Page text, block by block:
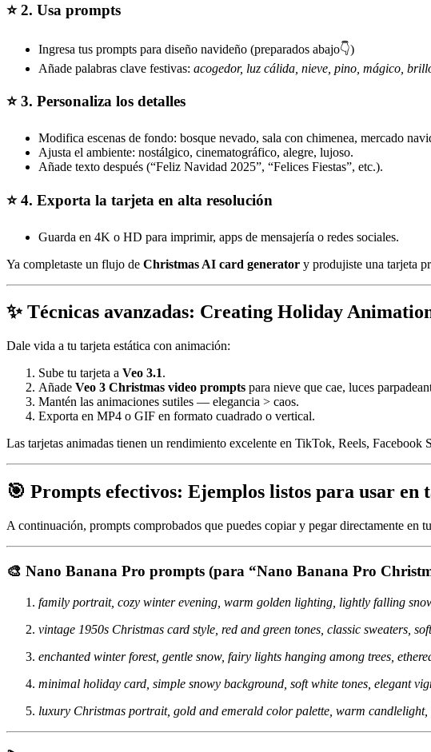
⭐ 2. Usa prompts
Ingresa tus prompts para diseño navideño (preparados abajo👇)
Añade palabras clave festivas: acogedor, luz cálida, nieve, pino, mágico,
⭐ 3. Personaliza los detalles
Modifica escenas de fondo: bosque nevado, sala con chimenea, mercado
Ajusta el ambiente: nostálgico, cinematográfico, alegre, lujoso.
Añade texto después (“Feliz Navidad 2025”, “Felices Fiestas”, etc.).
⭐ 4. Exporta la tarjeta en alta resolución
Guarda en 4K o HD para imprimir, apps de mensajería o redes sociales.
Ya completaste un flujo de Christmas AI card generator y produjiste una tarjeta
✨ Técnicas avanzadas: Creating Holiday
Dale vida a tu tarjeta estática con animación:
Sube tu tarjeta a Veo 3.1.
Añade Veo 3 Christmas video prompts para nieve que cae, luces
Mantén las animaciones sutiles — elegancia > caos.
Exporta en MP4 o GIF en formato cuadrado o vertical.
Las tarjetas animadas tienen un rendimiento excelente en TikTok, Reels, Facebook
🎯 Prompts efectivos: Ejemplos listos para usar en
A continuación, prompts comprobados que puedes copiar y pegar directamente
🎨 Nano Banana Pro prompts (para “Nano Banana Pro
family portrait, cozy winter evening, warm golden lighting, lightly falling
vintage 1950s Christmas card style, red and green tones, classic sweaters,
enchanted winter forest, gentle snow, fairy lights hanging among trees,
minimal holiday card, simple snowy background, soft white tones, elegant
luxury Christmas portrait, gold and emerald color palette, warm